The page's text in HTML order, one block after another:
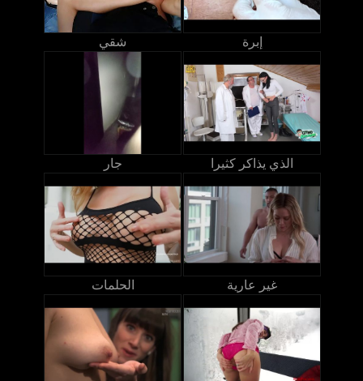
شقي إبرة
جار الذي يذاكر كثيرا
الحلمات غير عارية